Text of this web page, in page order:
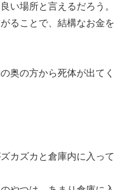
い場所と言えるだろう。
ることで、結構なお金を
奥の方から死体が出てく
カズカと倉庫内に入って